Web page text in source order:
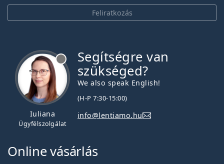
Feliratkozás
Iuliana
Ügyfélszolgálat
Segítségre van
szükséged?
We also speak English!
(H-P 7:30-15:00)
info@lentiamo.hu
Online vásárlás